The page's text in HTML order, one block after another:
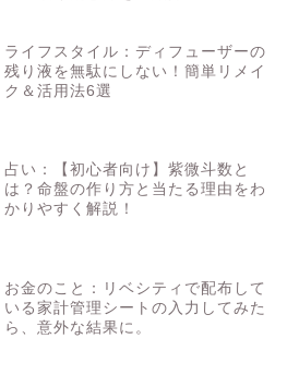
ライフスタイル：ディフューザーの
残り液を無駄にしない！簡単リメイ
ク＆活用法6選
占い：【初心者向け】紫微斗数と
は？命盤の作り方と当たる理由をわ
かりやすく解説！
お金のこと：リベシティで配布して
いる家計管理シートの入力してみた
ら、意外な結果に。